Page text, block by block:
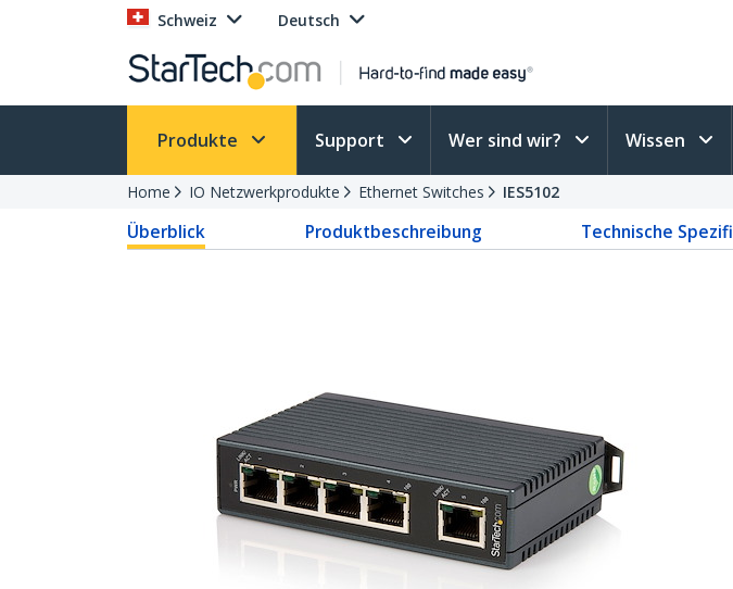
Schweiz Deutsch
Produkte Support Wer sind wir? Wissen
Home IO Netzwerkprodukte Ethernet Switches IES5102
Überblick Produktbeschreibung Technische